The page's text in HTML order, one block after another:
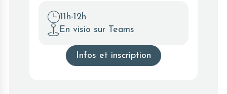
11h-12h
En visio sur Teams
Infos et inscription